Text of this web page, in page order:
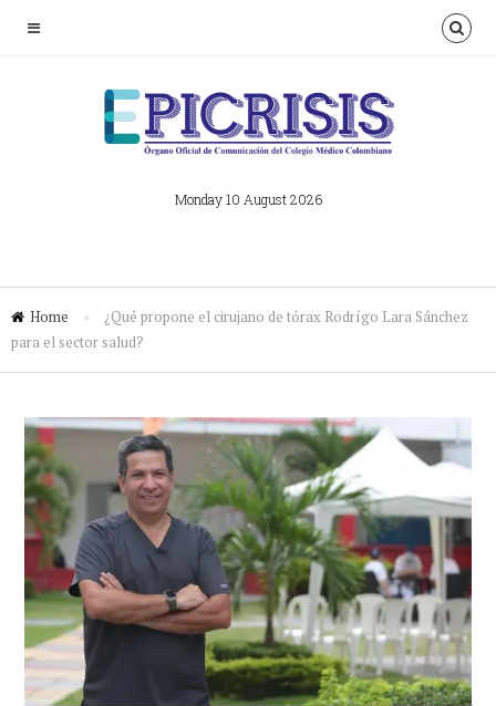
Monday 10 August 2026
Home »
¿Qué propone el cirujano de tórax Rodrígo Lara Sánchez
para el sector salud?